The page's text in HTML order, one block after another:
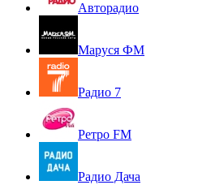
Авторадио
Маруся ФМ
Радио 7
Ретро FM
Радио Дача